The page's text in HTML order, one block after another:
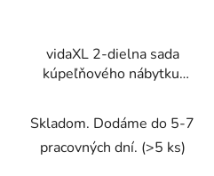
vidaXL 2-dielna sada
kúpeľňového nábytku,
drevo
Skladom. Dodáme do 5-7
pracovných dní. (>5 ks)